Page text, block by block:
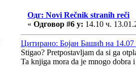
Одг: Novi Rečnik stranih reči
« Одговор #6 у: 14.10 ч.
Цитирано: Бојан Башић на 14.07
Stigao? Pretpostavljam da si ga
Ta knjiga mora da je mnogo dobra